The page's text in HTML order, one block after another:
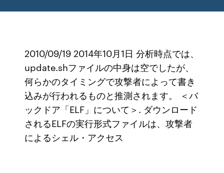
2010/09/19 2014年10月1日 分析時点では、
update.shファイルの中身は空でしたが、
何らかのタイミングで攻撃者によって書き
込みが行われるものと推測されます。 ＜バ
ックドア「ELF」について＞. ダウンロード
されるELFの実行形式ファイルは、攻撃者
によるシェル・アクセス